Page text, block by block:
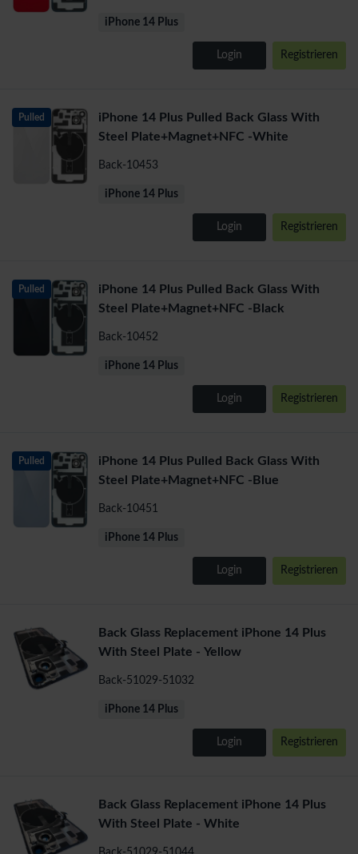
iPhone 14 Plus
Login Registrieren
Pulled
iPhone 14 Plus Pulled Back Glass With
Steel Plate+Magnet+NFC -White
Back-10453
iPhone 14 Plus
Login Registrieren
Pulled
iPhone 14 Plus Pulled Back Glass With
Steel Plate+Magnet+NFC -Black
Back-10452
iPhone 14 Plus
Login Registrieren
Pulled
iPhone 14 Plus Pulled Back Glass With
Steel Plate+Magnet+NFC -Blue
Back-10451
iPhone 14 Plus
Login Registrieren
Back Glass Replacement iPhone 14 Plus
With Steel Plate - Yellow
Back-51029-51032
iPhone 14 Plus
Login Registrieren
Back Glass Replacement iPhone 14 Plus
With Steel Plate - White